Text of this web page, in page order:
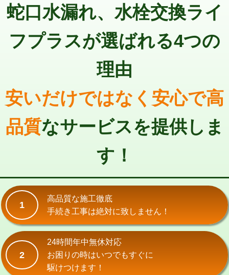
モルタル補修（厚さ10㎝まで） 27,500円
モルタル補修（厚さ10㎝超え）
追加人工 16,500円
止水・漏水調査・防水処理・清掃・修
11,000円
止水・漏水調査・防水処理・清掃・修
22,000円
止水・漏水調査・防水処理・清掃・修
その他部品の脱着 8,800円～
交換・取付（タンク） 22,000円+材料費
交換・取付(単水栓（壁付・デッキ
式・ワンホール）)
交換・取付(排水栓・排水トラップ
（P/S/ポップアップ））
22,000円+材料費
交換・取付（その他部品）
持込商品取付（単水栓）
蛇口水漏れ、水栓交換ライ
フプラスが選ばれる4つの
理由
安いだけではなく安心で高
品質なサービスを提供しま
す！
1
高品質な施工徹底
手続き工事は絶対に致しません！
2
24時間年中無休対応
お困りの時はいつでもすぐに
駆けつけます！